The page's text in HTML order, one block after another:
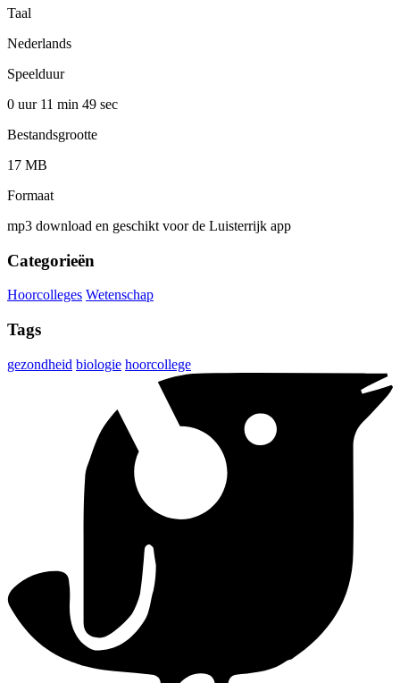
Taal
Nederlands
Speelduur
0 uur 11 min 49 sec
Bestandsgrootte
17 MB
Formaat
mp3 download en geschikt voor de Luisterrijk app
Categorieën
Hoorcolleges Wetenschap
Tags
gezondheid biologie hoorcollege